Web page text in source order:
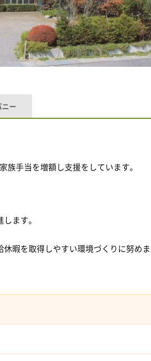
ー
族手当を増額し支援をしています。
ます。
暇を取得しやすい環境づくりに努めま